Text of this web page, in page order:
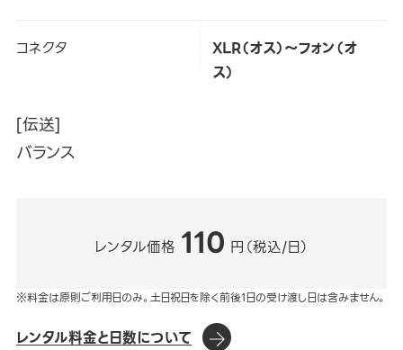
コネクタ
XLR（オス）～フォン（オ
ス）
[伝送]
バランス
レンタル価格 110 円（税込/日）
※料金は原則ご利用日のみ。土日祝日を除く前後1日の受け渡し日は含みません。
レンタル料金と日数について